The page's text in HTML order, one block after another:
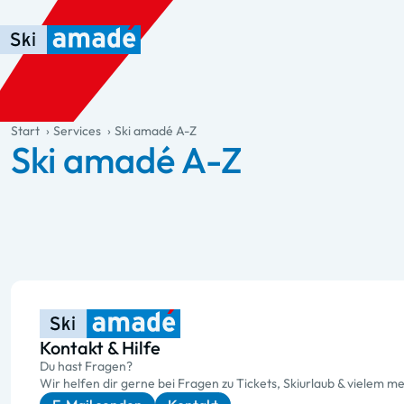
Zum Haupt-Inhalt springen
Springe zur Tabelle
Zur Haupt-Navigation springen
general.table-of-content
Start Services Ski amadé A-Z
Ski amadé A-Z
Kontakt & Hilfe
Du hast Fragen?
Wir helfen dir gerne bei Fragen zu Tickets, Skiurlaub & vielem